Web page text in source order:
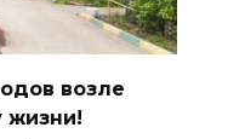
возле
жизни!